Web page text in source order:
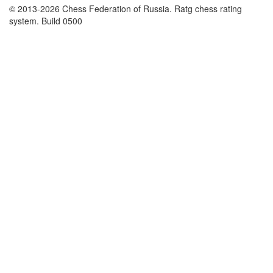
© 2013-2026 Chess Federation of Russia. Ratg chess rating
system. Build 0500